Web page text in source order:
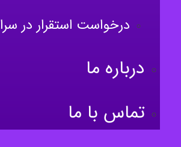
درخواست استقرار در سرا
درباره ما
تماس با ما